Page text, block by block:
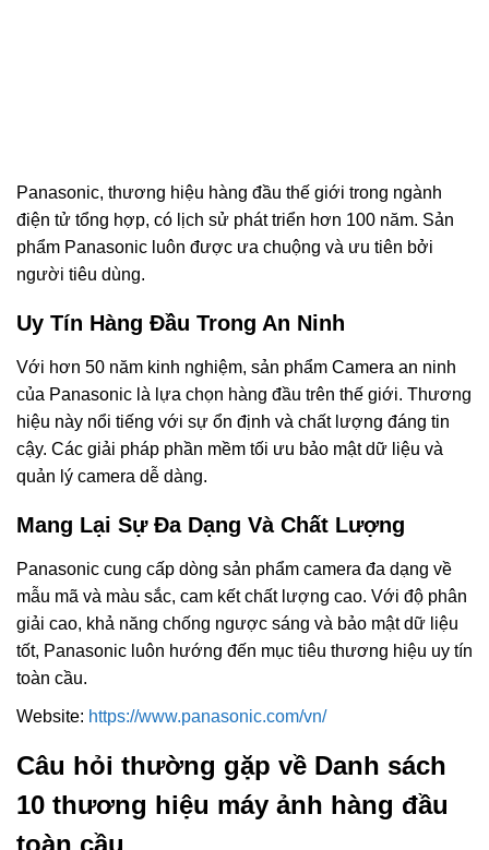
Panasonic, thương hiệu hàng đầu thế giới trong ngành
điện tử tổng hợp, có lịch sử phát triển hơn 100 năm. Sản
phẩm Panasonic luôn được ưa chuộng và ưu tiên bởi
người tiêu dùng.
Uy Tín Hàng Đầu Trong An Ninh
Với hơn 50 năm kinh nghiệm, sản phẩm Camera an ninh
của Panasonic là lựa chọn hàng đầu trên thế giới. Thương
hiệu này nổi tiếng với sự ổn định và chất lượng đáng tin
cậy. Các giải pháp phần mềm tối ưu bảo mật dữ liệu và
quản lý camera dễ dàng.
Mang Lại Sự Đa Dạng Và Chất Lượng
Panasonic cung cấp dòng sản phẩm camera đa dạng về
mẫu mã và màu sắc, cam kết chất lượng cao. Với độ phân
giải cao, khả năng chống ngược sáng và bảo mật dữ liệu
tốt, Panasonic luôn hướng đến mục tiêu thương hiệu uy tín
toàn cầu.
Website: https://www.panasonic.com/vn/
Câu hỏi thường gặp về Danh sách
10 thương hiệu máy ảnh hàng đầu
toàn cầu